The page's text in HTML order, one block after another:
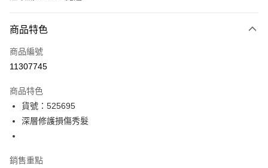
icash Pay
信用卡一次付款
LINE Pay
Apple Pay
商品特色
商品編號
11307745
商品特色
貨號：525695
深層修護損傷秀髮
銷售重點